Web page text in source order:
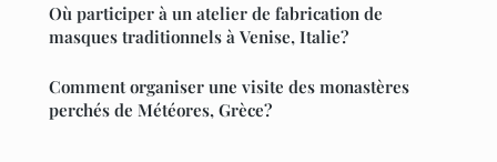
Où participer à un atelier de fabrication de
masques traditionnels à Venise, Italie?
Comment organiser une visite des monastères
perchés de Météores, Grèce?